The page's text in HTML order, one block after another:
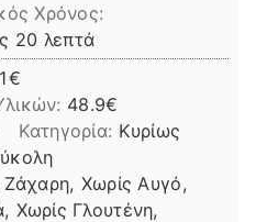
Χρόνος:
20 λεπτά
λεπτά
48.9
Κατηγορία: Κυρίως
Ζάχαρη, Χωρίς Αυγό,
Χωρίς Γλουτένη,